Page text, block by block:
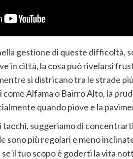
gestione di queste difficoltà,
in città, la cosa può rivelarsi
si districano tra le strade
Alfama o Bairro Alto, la
quando piove e la
tacchi, suggeriamo di
sono più regolari e meno
il tuo scopo è goderti la vita